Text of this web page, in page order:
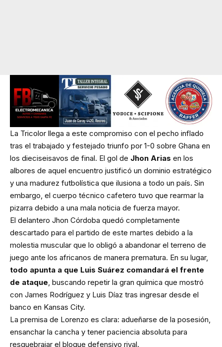
La Tricolor llega a este compromiso con el pecho inflado
tras el trabajado y festejado triunfo por 1-0 sobre Ghana en
los dieciseisavos de final. El gol de Jhon Arias en los
albores de aquel encuentro justificó un dominio estratégico
y una madurez futbolística que ilusiona a todo un país. Sin
embargo, el cuerpo técnico cafetero tuvo que rearmar la
pizarra debido a una mala noticia de fuerza mayor.
El delantero Jhon Córdoba quedó completamente
descartado para el partido de este martes debido a la
molestia muscular que lo obligó a abandonar el terreno de
juego ante los africanos de manera prematura. En su lugar,
todo apunta a que Luis Suárez comandará el frente
de ataque , buscando repetir la gran química que mostró
con James Rodríguez y Luis Díaz tras ingresar desde el
banco en Kansas City.
La premisa de Lorenzo es clara: adueñarse de la posesión,
ensanchar la cancha y tener paciencia absoluta para
resquebrajar el bloque defensivo rival.